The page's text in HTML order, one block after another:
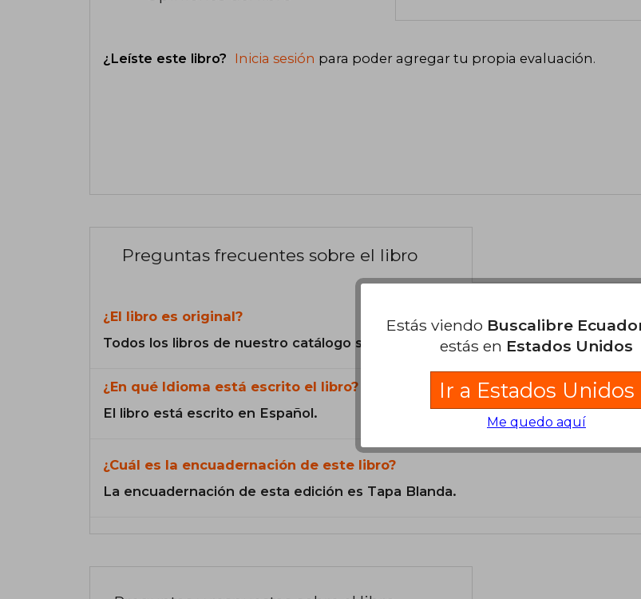
¿Leíste este libro? Inicia sesión para poder agregar tu propia evaluación.
Preguntas frecuentes sobre el libro
¿El libro es original?
Todos los libros de nuestro catálogo son Originales.
¿En qué Idioma está escrito el libro?
El libro está escrito en Español.
¿Cuál es la encuadernación de este libro?
La encuadernación de esta edición es Tapa Blanda.
Estás viendo Buscalibre
estás en Estados Unidos
Ir a Estados Unidos
Me quedo aquí